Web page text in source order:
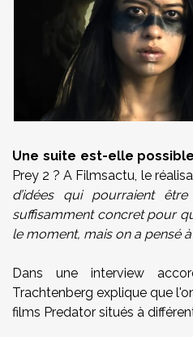
Une suite est-elle
Prey 2 ? A Filmsactu, le
d’idées qui pourraient
suffisamment concret pour
le moment, mais on a pensé
Dans une interview
Trachtenberg explique que
films Predator situés à